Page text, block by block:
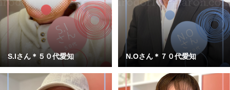
S.Iさん＊５０代愛知 N.Oさん＊７０代愛知